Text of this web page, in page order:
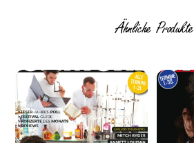
Ähnliche Produkte